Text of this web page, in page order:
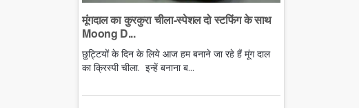
मूंगदाल का कुरकुरा चीला-स्पेशल दो स्टफिंग के साथ
Moong D...
छुट्टियों के दिन के लिये आज हम बनाने जा रहे हैं मूंग दाल
का क्रिस्पी चीला. इन्हें बनाना ब...